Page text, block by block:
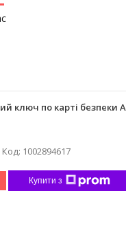
ключ по карті безпеки
Код: 1002894617
Купити з